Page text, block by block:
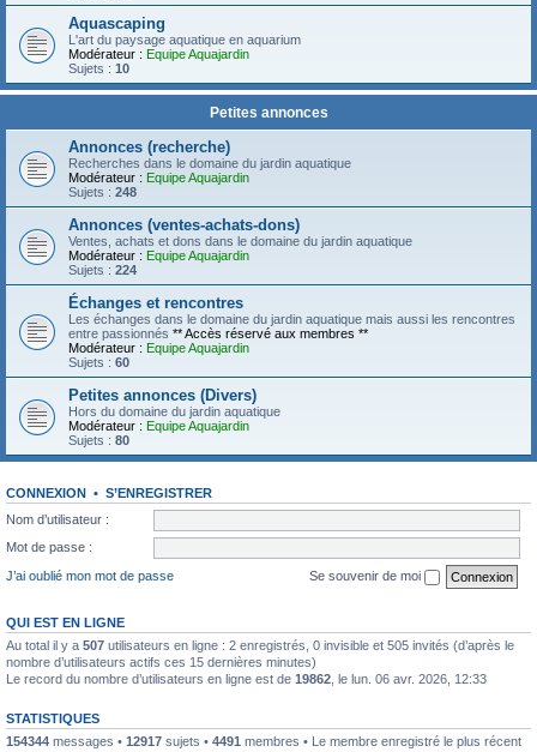
Aquascaping
L'art du paysage aquatique en aquarium
Modérateur : Equipe Aquajardin
Sujets : 10
Petites annonces
Annonces (recherche)
Recherches dans le domaine du jardin aquatique
Modérateur : Equipe Aquajardin
Sujets : 248
Annonces (ventes-achats-dons)
Ventes, achats et dons dans le domaine du jardin aquatique
Modérateur : Equipe Aquajardin
Sujets : 224
Échanges et rencontres
Les échanges dans le domaine du jardin aquatique mais aussi les rencontres
entre passionnés ** Accès réservé aux membres **
Modérateur : Equipe Aquajardin
Sujets : 60
Petites annonces (Divers)
Hors du domaine du jardin aquatique
Modérateur : Equipe Aquajardin
Sujets : 80
CONNEXION • S’ENREGISTRER
Nom d’utilisateur :
Mot de passe :
J’ai oublié mon mot de passe
Se souvenir de moi
QUI EST EN LIGNE
Au total il y a 507 utilisateurs en ligne : 2 enregistrés, 0 invisible et 505 invités (d’après le
nombre d’utilisateurs actifs ces 15 dernières minutes)
Le record du nombre d’utilisateurs en ligne est de 19862 , le lun. 06 avr. 2026, 12:33
STATISTIQUES
154344 messages • 12917 sujets • 4491 membres • Le membre enregistré le plus récent